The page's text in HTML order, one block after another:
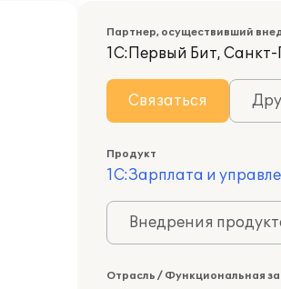
Партнер, осуществивший
1С:Первый Бит,
Связаться
Продукт
1С:Зарплата и
Внедрения
Отрасль / Функциональная